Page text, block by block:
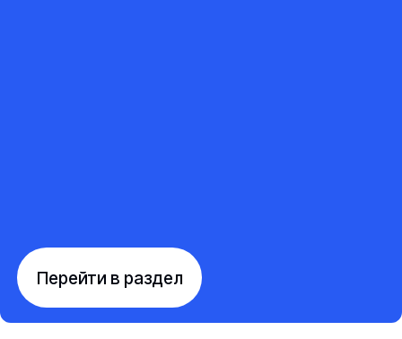
Перейти в раздел